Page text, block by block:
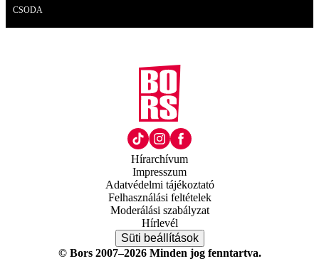
CSODA
Hírarchívum
Impresszum
Adatvédelmi tájékoztató
Felhasználási feltételek
Moderálási szabályzat
Hírlevél
Süti beállítások
© Bors 2007–2026 Minden jog fenntartva.